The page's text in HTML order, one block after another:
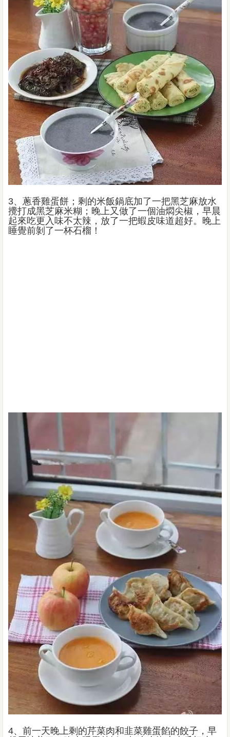
3、蔥香雞蛋餅；剩的米飯鍋底加了一把黑芝麻放水
攪打成黑芝麻米糊；晚上又做了一個油燜尖椒，早晨
起來吃更入味不太辣，放了一把蝦皮味道超好。晚上
睡覺前剝了一杯石榴！
4、前一天晚上剩的芹菜肉和韭菜雞蛋餡的餃子，早